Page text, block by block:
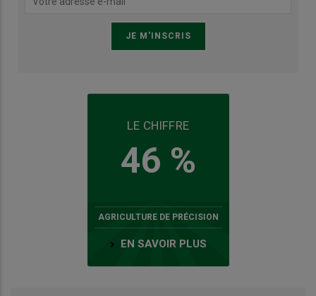
LE CHIFFRE
46 %
AGRICULTURE DE PRÉCISION
EN SAVOIR PLUS